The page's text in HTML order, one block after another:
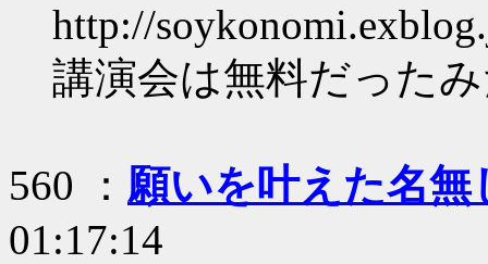
http://
講演会は無料だった
560 ： 願いを叶えた名無
01:17:14